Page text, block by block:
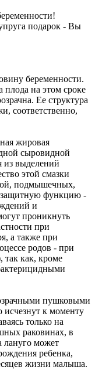
подарок - Вы
беременности.
на этом сроке
Ее структура
соответственно,
жировая
сыровидной
из выделений
этой смазки
подмышечных,
защитную функцию -
и
проникнуть
при
а также при
родов - при
как, кроме
пушковыми
исчезнут к моменту
только на
раковинах, в
лануго может
ребенка,
жизни малыша.